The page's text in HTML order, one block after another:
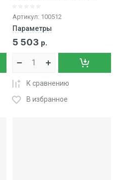
Артикул: 100512
Параметры
5 503 р.
К сравнению
В избранное